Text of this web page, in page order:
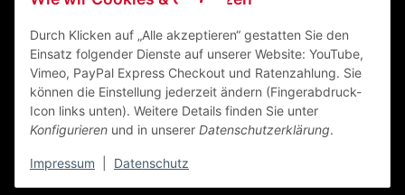
Durch Klicken auf „Alle akzeptieren“ gestatten Sie den
Einsatz folgender Dienste auf unserer Website: YouTube,
Vimeo, PayPal Express Checkout und Ratenzahlung. Sie
können die Einstellung jederzeit ändern (Fingerabdruck-
Icon links unten). Weitere Details finden Sie unter
Konfigurieren und in unserer Datenschutzerklärung.
Impressum Datenschutz
ZEGO Textilveredelungszentrum GmbH
63741 Aschaffenburg Deutschland
Mail:info@zego-tvz.de
Tel.:06021 59092-0